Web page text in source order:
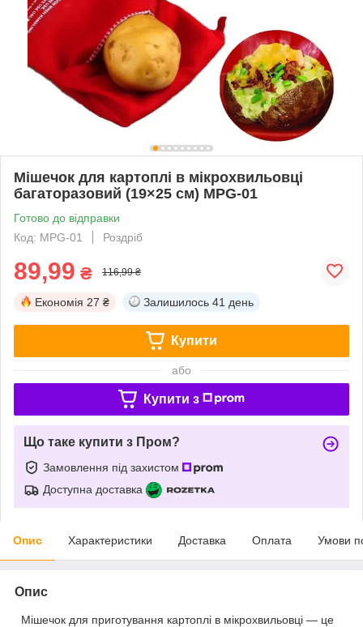
Мішечок для картоплі в мікрохвильовці
багаторазовий (19×25 см) MPG-01
Готово до відправки
Код: MPG-01
Роздріб
89,99 ₴ 116,99 ₴
Економія 27 ₴ Залишилось 41 день
Купити
або
Купити з
Що таке купити з Пром?
Замовлення під захистом
Доступна доставка
Опис Характеристики Доставка Оплата Умови
Опис
Мішечок для приготування картоплі в мікрохвильовці — це